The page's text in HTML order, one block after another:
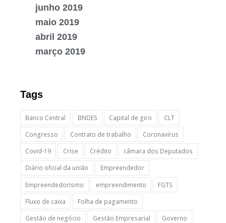
junho 2019
maio 2019
abril 2019
março 2019
Tags
Banco Central BNDES Capital de giro
CLT
Congresso
Contrato de trabalho
Coronavírus
Covid-19
Crise Crédito
câmara dos Deputados
Diário oficial da união
Empreendedor
Empreendedorismo
empreendimento
FGTS
Fluxo de caixa
Folha de pagamento
Gestão de negócio
Gestão Empresarial
Governo